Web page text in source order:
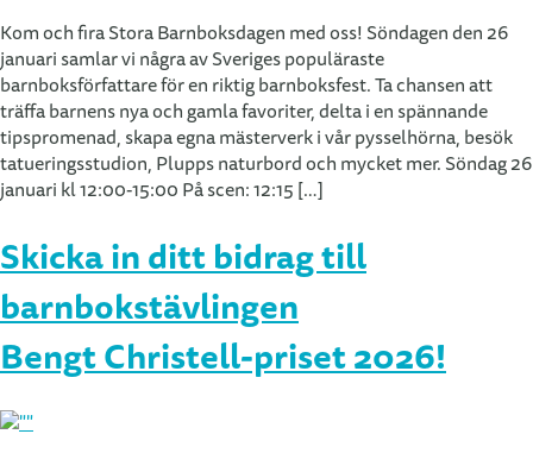
Kom och fira Stora Barnboksdagen med oss! Söndagen den 26
januari samlar vi några av Sveriges populäraste
barnboksförfattare för en riktig barnboksfest. Ta chansen att
träffa barnens nya och gamla favoriter, delta i en spännande
tipspromenad, skapa egna mästerverk i vår pysselhörna, besök
tatueringsstudion, Plupps naturbord och mycket mer. Söndag 26
januari kl 12:00-15:00 På scen: 12:15 […]
Skicka in ditt bidrag till
barnbokstävlingen
Bengt Christell-priset 2026!